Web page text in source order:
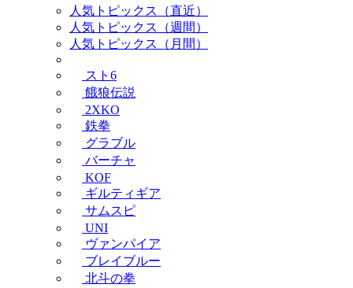
人気トピックス（直近）
人気トピックス（週間）
人気トピックス（月間）
スト6
餓狼伝説
2XKO
鉄拳
グラブル
バーチャ
KOF
ギルティギア
サムスピ
UNI
ヴァンパイア
ブレイブルー
北斗の拳